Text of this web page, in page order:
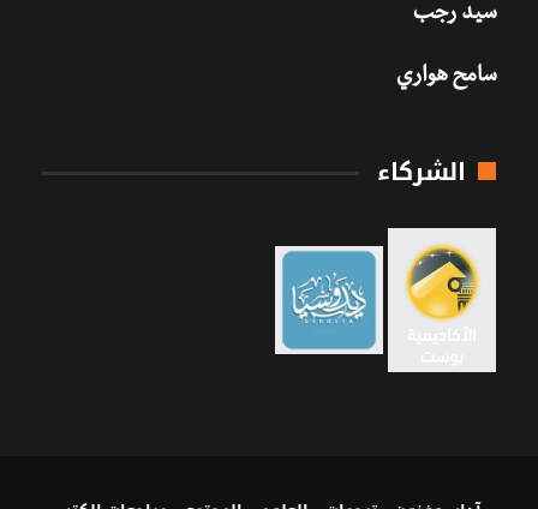
سيد رجب
سامح هواري
الشركاء